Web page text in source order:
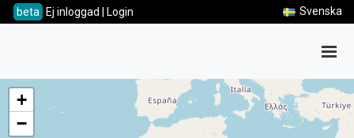
beta Ej inloggad | Login Svenska
+
−